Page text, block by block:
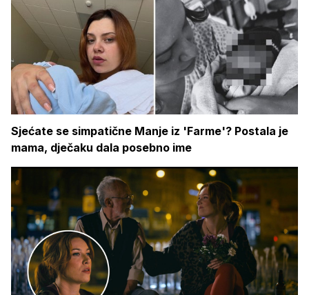
Sjećate se simpatične Manje iz 'Farme'? Postala je
mama, dječaku dala posebno ime